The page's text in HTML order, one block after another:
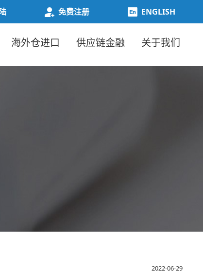
免费注册 ENGLISH
海外仓进口 供应链金融 关于我们
2022-06-29